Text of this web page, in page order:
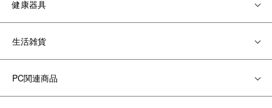
健康器具
生活雑貨
PC関連商品